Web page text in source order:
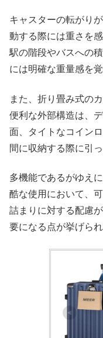
キャスターの転がり
動する際には重さを
駅の階段やバスへの
には明確な重量感を覚
また、折り畳み式の
便利な外部構造は、
面、タイトなコイン
間に収納する際に引
多機能であるがゆえ
酷な使用において、
詰まりに対する配慮
要になる点が挙げられ